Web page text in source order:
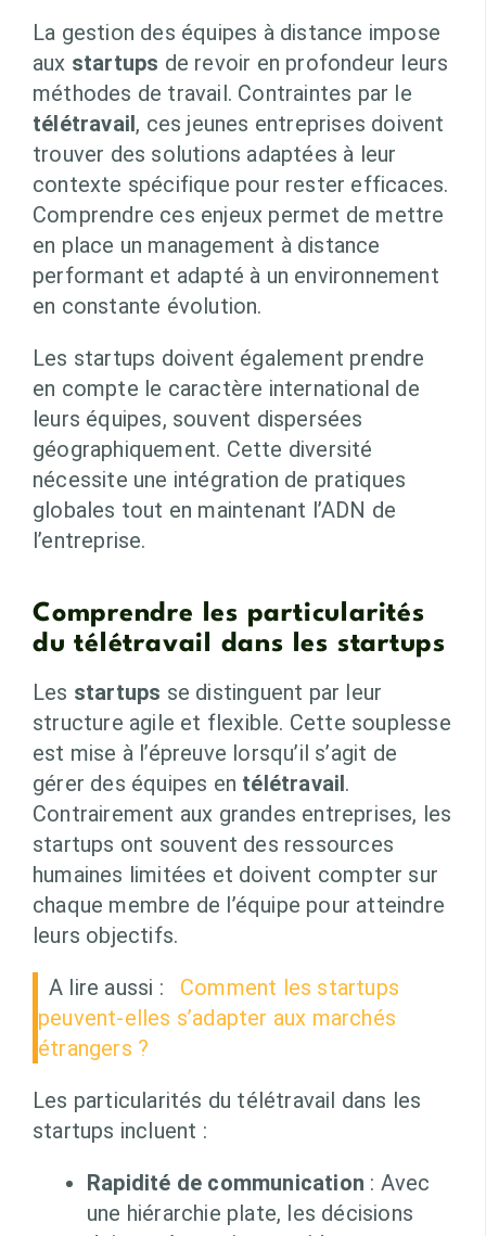
La gestion des équipes à distance impose
aux startups de revoir en profondeur leurs
méthodes de travail. Contraintes par le
télétravail, ces jeunes entreprises doivent
trouver des solutions adaptées à leur
contexte spécifique pour rester efficaces.
Comprendre ces enjeux permet de mettre
en place un management à distance
performant et adapté à un environnement
en constante évolution.
Les startups doivent également prendre
en compte le caractère international de
leurs équipes, souvent dispersées
géographiquement. Cette diversité
nécessite une intégration de pratiques
globales tout en maintenant l’ADN de
l’entreprise.
Comprendre les particularités
du télétravail dans les startups
Les startups se distinguent par leur
structure agile et flexible. Cette souplesse
est mise à l’épreuve lorsqu’il s’agit de
gérer des équipes en télétravail.
Contrairement aux grandes entreprises, les
startups ont souvent des ressources
humaines limitées et doivent compter sur
chaque membre de l’équipe pour atteindre
leurs objectifs.
A lire aussi :
Comment les startups
peuvent-elles s’adapter aux marchés
étrangers ?
Les particularités du télétravail dans les
startups incluent :
Rapidité de communication : Avec
une hiérarchie plate, les décisions